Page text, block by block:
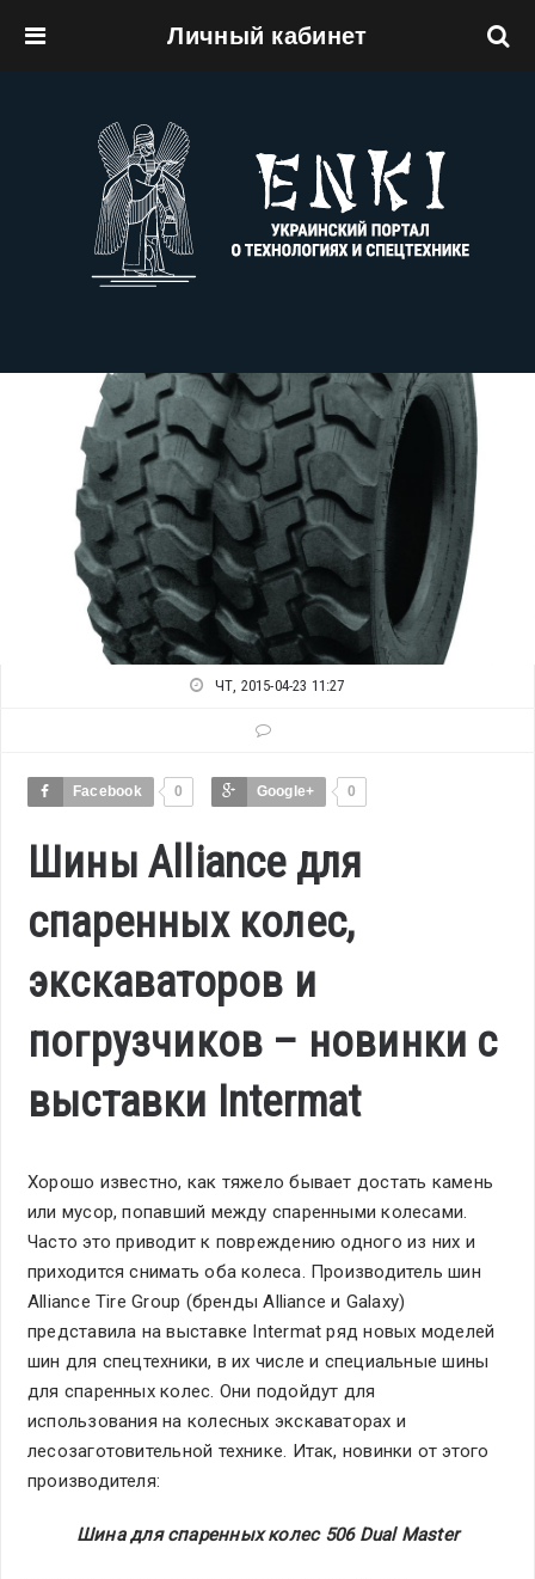
Личный кабинет
ЧТ, 2015-04-23 11:27
Facebook 0 Google+ 0
Шины Alliance для
спаренных колес,
экскаваторов и
погрузчиков – новинки с
выставки Intermat
Хорошо известно, как тяжело бывает достать камень
или мусор, попавший между спаренными колесами.
Часто это приводит к повреждению одного из них и
приходится снимать оба колеса. Производитель шин
Alliance Tire Group (бренды Alliance и Galaxy)
представила на выставке Intermat ряд новых моделей
шин для спецтехники, в их числе и специальные шины
для спаренных колес. Они подойдут для
использования на колесных экскаваторах и
лесозаготовительной технике. Итак, новинки от этого
производителя:
Шина для спаренных колес 506 Dual Master